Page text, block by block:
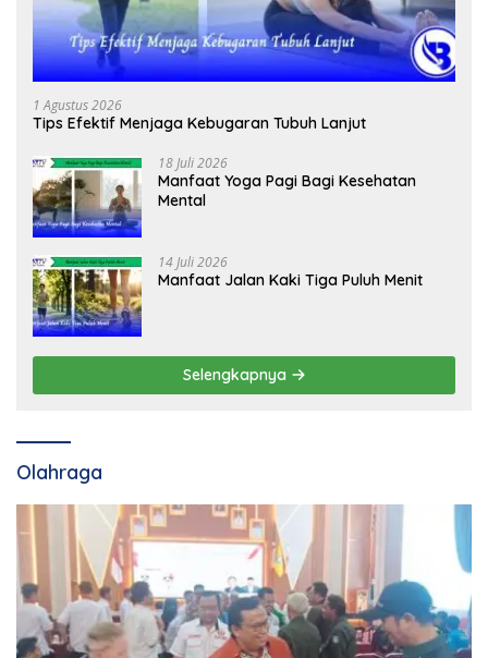
1 Agustus 2026
Tips Efektif Menjaga Kebugaran Tubuh Lanjut
18 Juli 2026
Manfaat Yoga Pagi Bagi Kesehatan
Mental
14 Juli 2026
Manfaat Jalan Kaki Tiga Puluh Menit
Selengkapnya
Olahraga